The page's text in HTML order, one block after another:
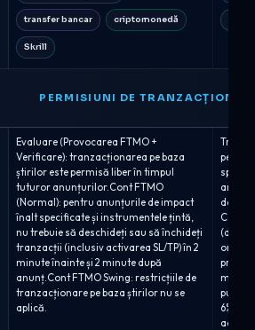
transfer bancar criptomonedă
Skrill
PERMISIUNI DE
Evaluare (Provocarea FTMO +
Verificare): tranzacționarea pe baza
știrilor este permisă liber în timpul
tuturor anunțurilor.Cont FTMO
(Normal): pentru anunțurile de impact
înalt specificate și instrumentele țintă,
nu trebuie să deschideți sau să închideți
tranzacții (inclusiv activarea SL/TP) în 2
minute înainte și 2 minute după
anunț.Cont FTMO Swing: restricțiile de
tranzacționare pe baza știrilor nu se
aplică.
de
profit)
minute
6% /